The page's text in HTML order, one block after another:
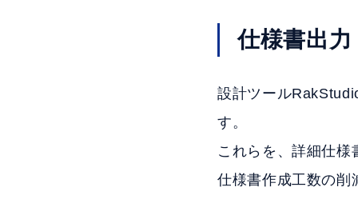
仕様書出力
設計ツール
す。
これらを、詳細仕
仕様書作成工数の削